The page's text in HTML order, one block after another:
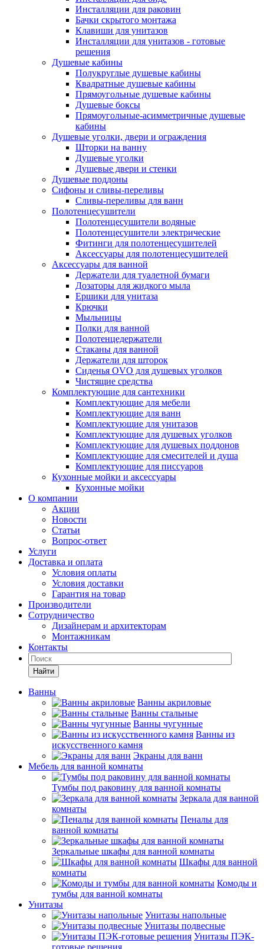
Инсталляции для раковин
Бачки скрытого монтажа
Клавиши для унитазов
Инсталляции для унитазов - готовые
решения
Душевые кабины
Полукруглые душевые кабины
Квадратные душевые кабины
Прямоугольные душевые кабины
Душевые боксы
Прямоугольные-асимметричные душевые
кабины
Душевые уголки, двери и ограждения
Шторки на ванну
Душевые уголки
Душевые двери и стенки
Душевые поддоны
Сифоны и сливы-переливы
Сливы-переливы для ванн
Полотенцесушители
Полотенцесушители водяные
Полотенцесушители электрические
Фитинги для полотенцесушителей
Аксессуары для полотенцесушителей
Аксессуары для ванной
Держатели для туалетной бумаги
Дозаторы для жидкого мыла
Ершики для унитаза
Крючки
Мыльницы
Полки для ванной
Полотенцедержатели
Стаканы для ванной
Держатели для шторок
Сиденья OVO для душевых уголков
Чистящие средства
Комплектующие для сантехники
Комплектующие для мебели
Комплектующие для ванн
Комплектующие для унитазов
Комплектующие для душевых уголков
Комплектующие для душевых поддонов
Комплектующие для смесителей и душа
Комплектующие для писсуаров
Кухонные мойки и аксессуары
Кухонные мойки
О компании
Акции
Новости
Статьи
Вопрос-ответ
Услуги
Доставка и оплата
Условия оплаты
Условия доставки
Гарантия на товар
Производители
Сотрудничество
Дизайнерам и архитекторам
Монтажникам
Контакты
Найти
Ванны
Ванны акриловые
Ванны стальные
Ванны чугунные
Ванны из
искусственного камня
Экраны для ванн
Мебель для ванной комнаты
Тумбы под раковину для ванной комнаты
Зеркала для ванной
комнаты
Пеналы для
ванной комнаты
Зеркальные шкафы для ванной комнаты
Шкафы для ванной
комнаты
Комоды и
тумбы для ванной комнаты
Унитазы
Унитазы напольные
Унитазы подвесные
Унитазы ПЭК-
готовые решения